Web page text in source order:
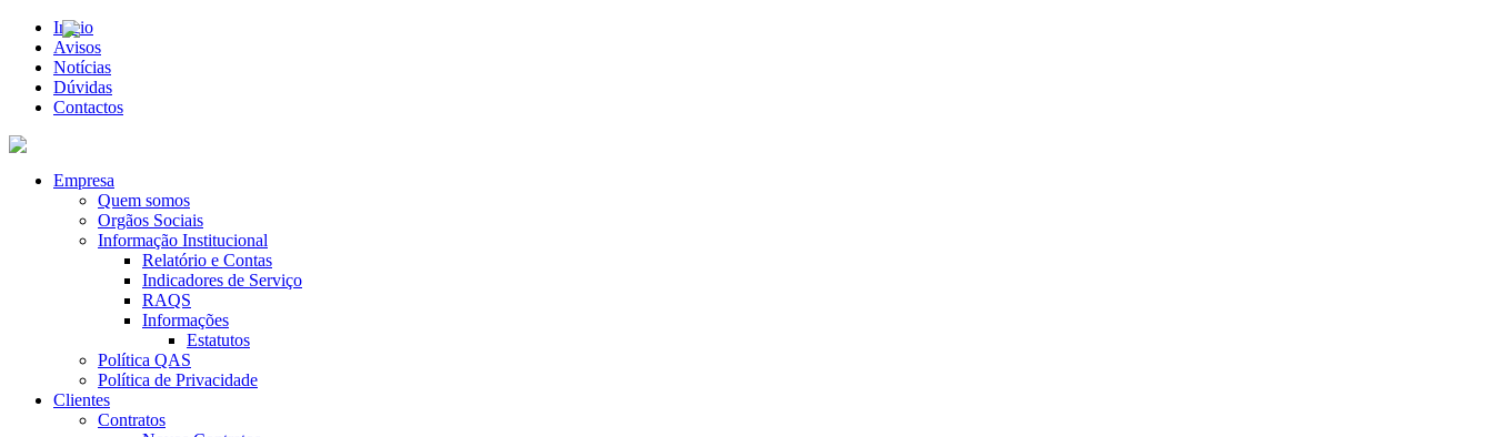
Início
Avisos
Notícias
Dúvidas
Contactos
Empresa
Quem somos
Orgãos Sociais
Informação Institucional
Relatório e Contas
Indicadores de Serviço
RAQS
Informações
Estatutos
Política QAS
Política de Privacidade
Clientes
Contratos